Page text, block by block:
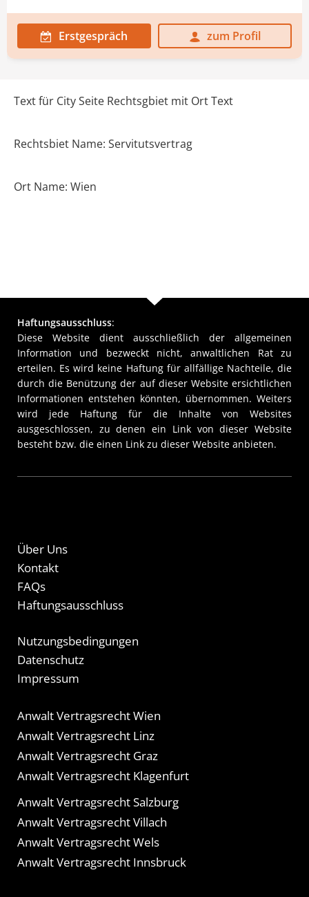
Erstgespräch zum Profil
Text für City Seite Rechtsgbiet mit Ort Text
Rechtsbiet Name: Servitutsvertrag
Ort Name: Wien
Haftungsausschluss:
Diese Website dient ausschließlich der allgemeinen
Information und bezweckt nicht, anwaltlichen Rat zu
erteilen. Es wird keine Haftung für allfällige Nachteile, die
durch die Benützung der auf dieser Website ersichtlichen
Informationen entstehen könnten, übernommen. Weiters
wird jede Haftung für die Inhalte von Websites
ausgeschlossen, zu denen ein Link von dieser Website
besteht bzw. die einen Link zu dieser Website anbieten.
Über Uns
Kontakt
FAQs
Haftungsausschluss
Nutzungsbedingungen
Datenschutz
Impressum
Anwalt Vertragsrecht Wien
Anwalt Vertragsrecht Linz
Anwalt Vertragsrecht Graz
Anwalt Vertragsrecht Klagenfurt
Anwalt Vertragsrecht Salzburg
Anwalt Vertragsrecht Villach
Anwalt Vertragsrecht Wels
Anwalt Vertragsrecht Innsbruck